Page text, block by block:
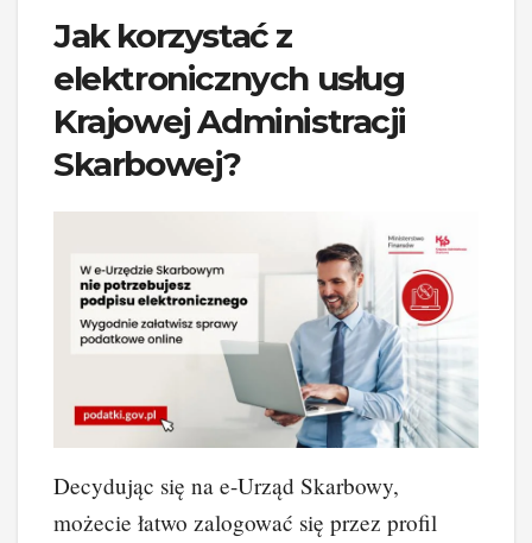
Jak korzystać z
elektronicznych usług
Krajowej Administracji
Skarbowej?
Decydując się na e-Urząd Skarbowy,
możecie łatwo zalogować się przez profil